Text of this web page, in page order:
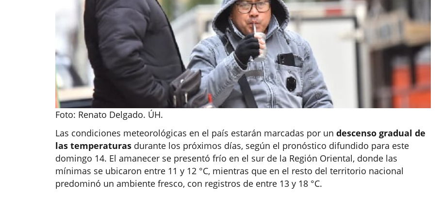
Foto: Renato Delgado. ÚH.
Las condiciones meteorológicas en el país estarán marcadas por un descenso gradual de
las temperaturas durante los próximos días, según el pronóstico difundido para este
domingo 14. El amanecer se presentó frío en el sur de la Región Oriental, donde las
mínimas se ubicaron entre 11 y 12 °C, mientras que en el resto del territorio nacional
predominó un ambiente fresco, con registros de entre 13 y 18 °C.